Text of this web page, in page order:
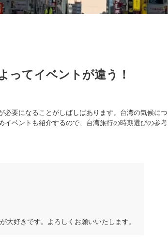
ってイベントが違う！
要になることがしばしばあります。台湾の気候につ
ベントも紹介するので、台湾旅行の時期選びの参考
好きです。よろしくお願いいたします。